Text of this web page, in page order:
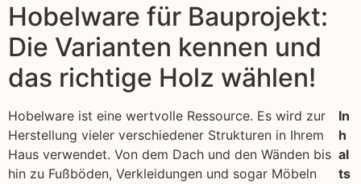
Hobelware für Bauprojekt:
Die Varianten kennen und
das richtige Holz wählen!
Hobelware ist eine wertvolle Ressource. Es wird zur
Herstellung vieler verschiedener Strukturen in Ihrem
Haus verwendet. Von dem Dach und den Wänden bis
hin zu Fußböden, Verkleidungen und sogar Möbeln
In
h
al
ts